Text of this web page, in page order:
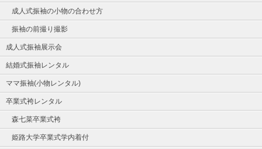
成人式振袖の小物の合わせ方
振袖の前撮り撮影
成人式振袖展示会
結婚式振袖レンタル
ママ振袖(小物レンタル)
卒業式袴レンタル
森七菜卒業式袴
姫路大学卒業式学内着付